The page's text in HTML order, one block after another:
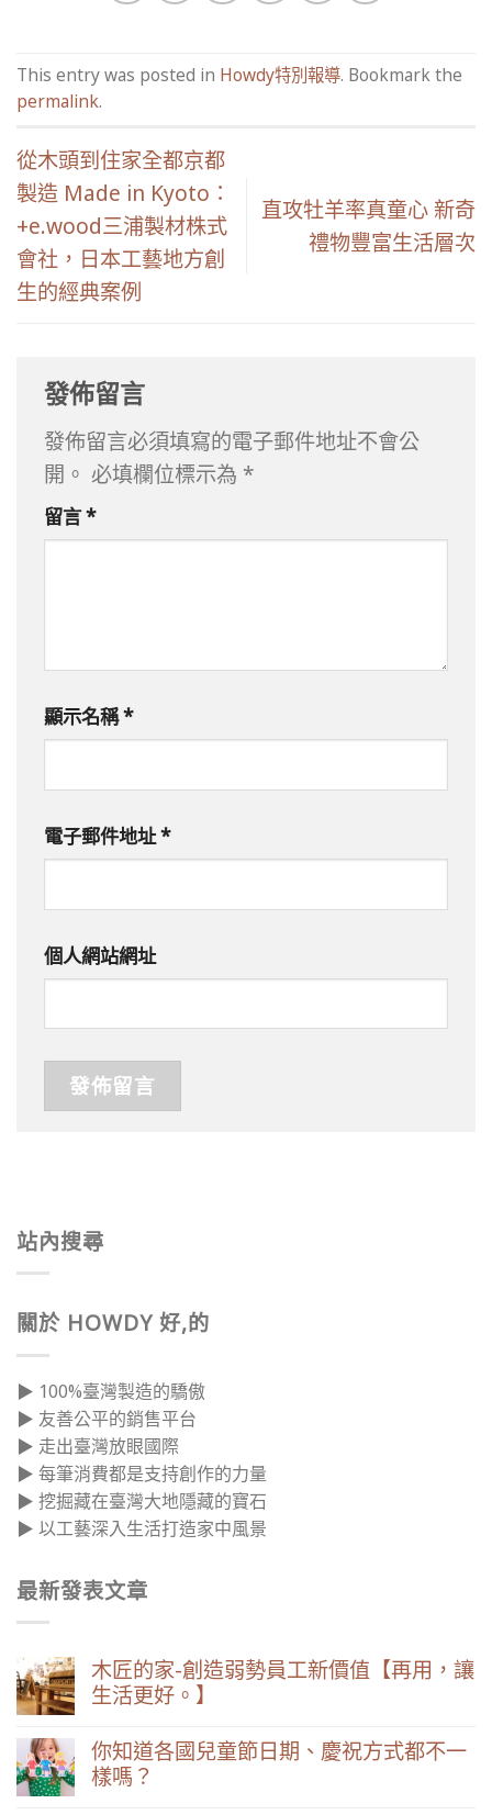
站內搜尋
關於 HOWDY 好,的
▶ 100%臺灣製造的驕傲
▶ 友善公平的銷售平台
▶ 走出臺灣放眼國際
▶ 每筆消費都是支持創作的力量
▶ 挖掘藏在臺灣大地隱藏的寶石
▶ 以工藝深入生活打造家中風景
最新發表文章
木匠的家-創造弱勢員工新價值【再用，讓
生活更好。】
你知道各國兒童節日期、慶祝方式都不一
樣嗎？
This entry was posted in Howdy特別報導. Bookmark the
permalink.
從木頭到住家全都京都
製造 Made in Kyoto：
+e.wood三浦製材株式
會社，日本工藝地方創
生的經典案例
直攻牡羊率真童心 新奇
禮物豐富生活層次
發佈留言
發佈留言必須填寫的電子郵件地址不會公
開。 必填欄位標示為 *
留言*
顯示名稱*
電子郵件地址*
個人網站網址